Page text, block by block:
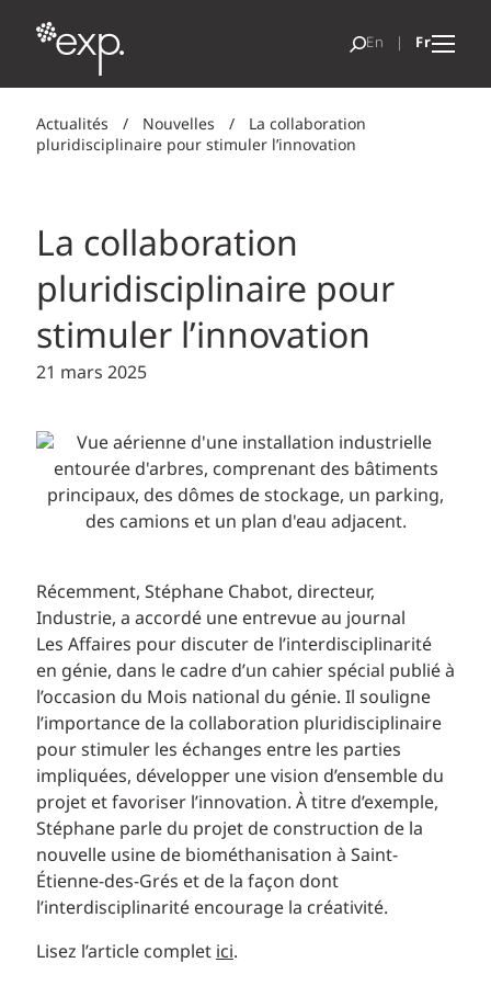
Actualités / Nouvelles /
La collaboration
pluridisciplinaire pour stimuler l’innovation
La collaboration
pluridisciplinaire pour
stimuler l’innovation
21 mars 2025
Récemment, Stéphane Chabot, directeur,
Industrie, a accordé une entrevue au journal
Les Affaires pour discuter de l’interdisciplinarité
en génie, dans le cadre d’un cahier spécial publié à
l’occasion du Mois national du génie. Il souligne
l’importance de la collaboration pluridisciplinaire
pour stimuler les échanges entre les parties
impliquées, développer une vision d’ensemble du
projet et favoriser l’innovation. À titre d’exemple,
Stéphane parle du projet de construction de la
nouvelle usine de biométhanisation à Saint-
Étienne-des-Grés et de la façon dont
l’interdisciplinarité encourage la créativité.
Lisez l’article completici.